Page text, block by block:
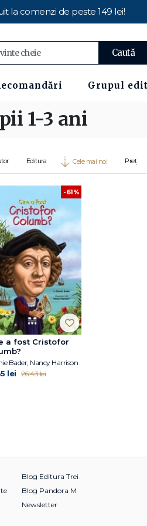
la comenzi de peste 149 lei!
Caută
Grupul
1-3 ani
Editura Cele mai noi Preț
-61%
a fost Cristofor
Bader, Nancy Harrison
lei 26.43 lei
Blog Editura Trei
Blog Pandora M
Newsletter